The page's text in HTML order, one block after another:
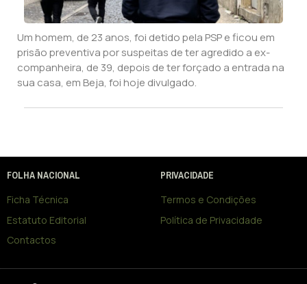
Um homem, de 23 anos, foi detido pela PSP e ficou em
prisão preventiva por suspeitas de ter agredido a ex-
companheira, de 39, depois de ter forçado a entrada na
sua casa, em Beja, foi hoje divulgado.
FOLHA NACIONAL
Ficha Técnica
Estatuto Editorial
Contactos
PRIVACIDADE
Termos e Condições
Política de Privacidade